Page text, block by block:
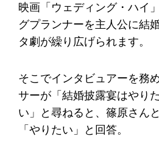
映画「ウェディング・ハイ
グプランナーを主人公に結
タ劇が繰り広げられます。
そこでインタビュアーを務
サーが「結婚披露宴はやり
い」と尋ねると、篠原さん
「やりたい」と回答。